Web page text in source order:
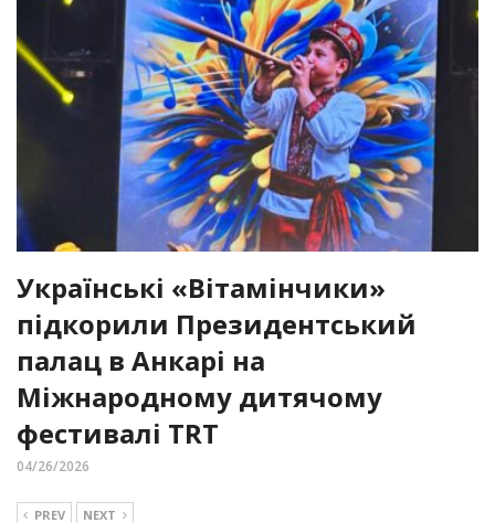
Українські «Вітамінчики»
підкорили Президентський
палац в Анкарі на
Міжнародному дитячому
фестивалі TRT
04/26/2026
PREV NEXT